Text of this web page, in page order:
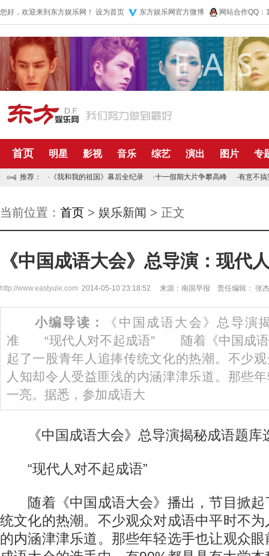
您好，欢迎来到东方娱乐网！ 设为首页 东方娱乐网官方微博 网站合作QQ
首页 明星 影视 音乐 综艺 演出 图片 专
推荐： · 《我和我的祖国》幕后全纪录 ·十一假期大片争攀高峰 ·有意不搞
当前位置： 首页 > 娱乐新闻 > 正文
《中国成语大会》总导演：现代
http://www.eastyule.com 2014-05-10 23:18:52 来源：南国早报 责任编辑： 张杰
小编导读：
《中国成语大会》总导演
准 “现代人对不起成语” 随着《中国成语
起了一股青年人追捧传统文化的热潮。不少
人知却令人受益匪浅的内涵津津乐道。那些
一亮。据悉，参加成语大
《中国成语大会》总导演揭秘成语题库
“现代人对不起成语”
随着《中国成语大会》播出，节目掀起
统文化的热潮。不少观众对成语中平时不
的内涵津津乐道。那些年轻选手也让观众